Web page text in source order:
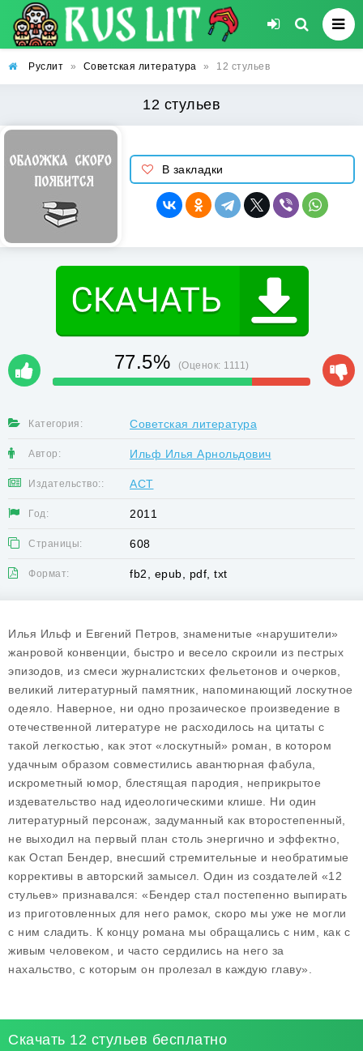
Руслит » Советская литература » 12 стульев
12 стульев
В закладки
77.5% (Оценок: 1111)
Категория: Советская литература
Автор: Ильф Илья Арнольдович
Издательство:: АСТ
Год: 2011
Страницы: 608
Формат: fb2, epub, pdf, txt
Илья Ильф и Евгений Петров, знаменитые «нарушители»
жанровой конвенции, быстро и весело скроили из пестрых
эпизодов, из смеси журналистских фельетонов и очерков,
великий литературный памятник, напоминающий лоскутное
одеяло. Наверное, ни одно прозаическое произведение в
отечественной литературе не расходилось на цитаты с
такой легкостью, как этот «лоскутный» роман, в котором
удачным образом совместились авантюрная фабула,
искрометный юмор, блестящая пародия, неприкрытое
издевательство над идеологическими клише. Ни один
литературный персонаж, задуманный как второстепенный,
не выходил на первый план столь энергично и эффектно,
как Остап Бендер, внесший стремительные и необратимые
коррективы в авторский замысел. Один из создателей «12
стульев» признавался: «Бендер стал постепенно выпирать
из приготовленных для него рамок, скоро мы уже не могли
с ним сладить. К концу романа мы обращались с ним, как с
живым человеком, и часто сердились на него за
нахальство, с которым он пролезал в каждую главу».
Скачать 12 стульев бесплатно